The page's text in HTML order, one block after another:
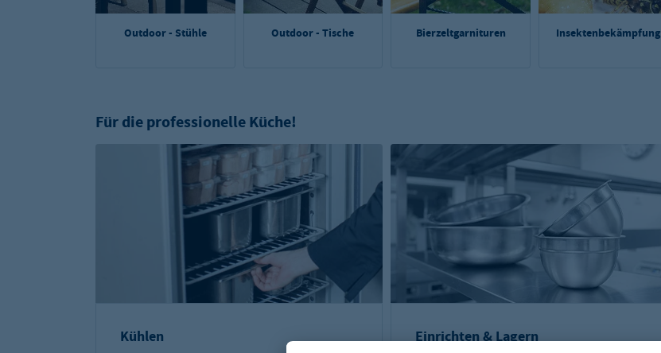
Outdoor - Stühle Outdoor - Tische Bierzeltgarnituren Insektenbekämpfung
Für die professionelle Küche!
Kühlen Einrichten & Lagern